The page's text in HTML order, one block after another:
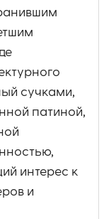
сучками,
патиной,
интерес к
и